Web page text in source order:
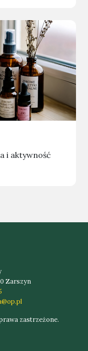
i aktywność
Zarszyn
zastrzeżone.